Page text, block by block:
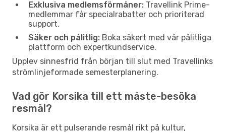
Exklusiva medlemsförmåner: Travellink Prime-
medlemmar får specialrabatter och prioriterad
support.
Säker och pålitlig: Boka säkert med vår pålitliga
plattform och expertkundservice.
Upplev sinnesfrid från början till slut med Travellinks
strömlinjeformade semesterplanering.
Vad gör Korsika till ett måste-besöka
resmål?
Korsika är ett pulserande resmål rikt på kultur,